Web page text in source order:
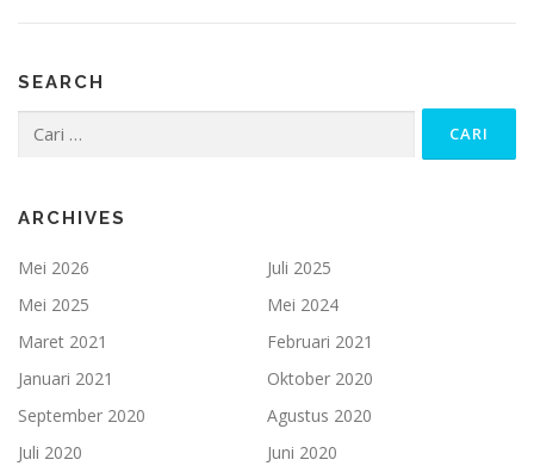
SEARCH
untuk:
ARCHIVES
Mei 2026
Juli 2025
Mei 2025
Mei 2024
Maret 2021
Februari 2021
Januari 2021
Oktober 2020
September 2020
Agustus 2020
Juli 2020
Juni 2020